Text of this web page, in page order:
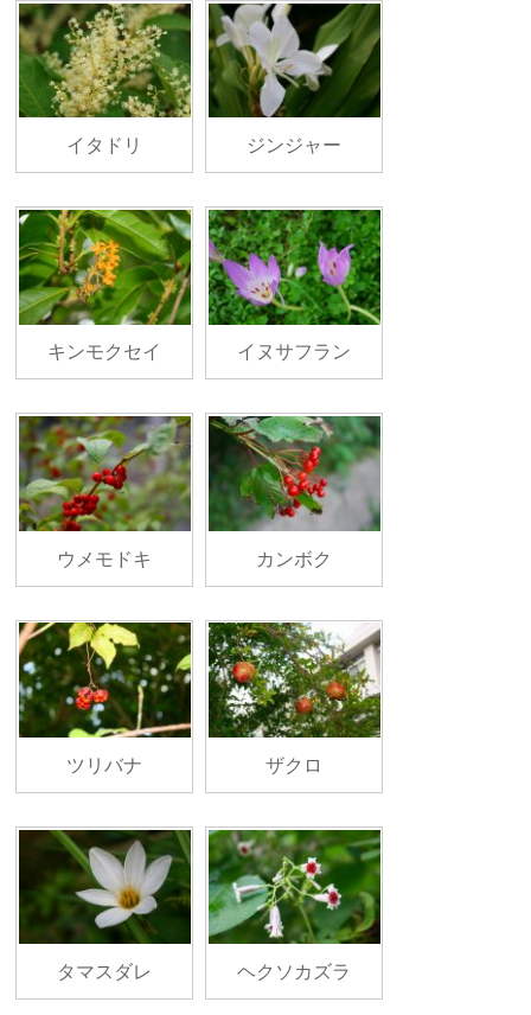
イタドリ ジンジャー
キンモクセイ イヌサフラン
ウメモドキ カンボク
ツリバナ ザクロ
タマスダレ ヘクソカズラ